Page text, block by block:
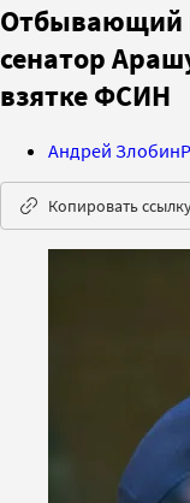
Отбывающий
сенатор
взятке ФСИН
Андрей Злобин
Копировать